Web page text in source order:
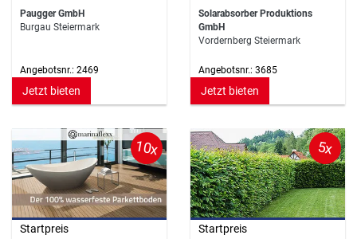
Paugger GmbH
Burgau Steiermark
Angebotsnr.: 2469
Jetzt bieten
Solarabsorber Produktions
GmbH
Vordernberg Steiermark
Angebotsnr.: 3685
Jetzt bieten
10x
Startpreis
5x
Startpreis